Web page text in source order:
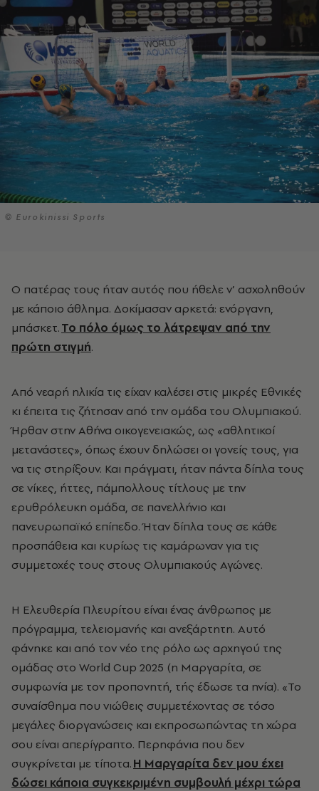
© Eurokinissi Sports
Ο πατέρας τους ήταν αυτός που ήθελε ν’ ασχοληθούν
με κάποιο άθλημα. Δοκίμασαν αρκετά: ενόργανη,
μπάσκετ.Το πόλο όμως το λάτρεψαν από την
πρώτη στιγμή.
Από νεαρή ηλικία τις είχαν καλέσει στις μικρές Εθνικές
κι έπειτα τις ζήτησαν από την ομάδα του Ολυμπιακού.
Ήρθαν στην Αθήνα οικογενειακώς, ως «αθλητικοί
μετανάστες», όπως έχουν δηλώσει οι γονείς τους, για
να τις στηρίξουν. Και πράγματι, ήταν πάντα δίπλα τους
σε νίκες, ήττες, πάμπολλους τίτλους με την
ερυθρόλευκη ομάδα, σε πανελλήνιο και
πανευρωπαϊκό επίπεδο. Ήταν δίπλα τους σε κάθε
προσπάθεια και κυρίως τις καμάρωναν για τις
συμμετοχές τους στους Ολυμπιακούς Αγώνες.
Η Ελευθερία Πλευρίτου είναι ένας άνθρωπος με
πρόγραμμα, τελειομανής και ανεξάρτητη. Αυτό
φάνηκε και από τον νέο της ρόλο ως αρχηγού της
ομάδας στο World Cup 2025 (η Μαργαρίτα, σε
συμφωνία με τον προπονητή, τής έδωσε τα ηνία). «Το
συναίσθημα που νιώθεις συμμετέχοντας σε τόσο
μεγάλες διοργανώσεις και εκπροσωπώντας τη χώρα
σου είναι απερίγραπτο. Περηφάνια που δεν
συγκρίνεται με τίποτα.Η Μαργαρίτα δεν μου έχει
δώσει κάποια συγκεκριμένη συμβουλή μέχρι τώρα